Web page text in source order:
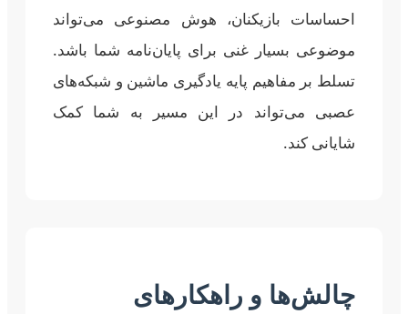
احساسات بازیکنان، هوش مصنوعی می‌تواند
موضوعی بسیار غنی برای پایان‌نامه شما باشد.
تسلط بر مفاهیم پایه یادگیری ماشین و شبکه‌های
عصبی می‌تواند در این مسیر به شما کمک
شایانی کند.
چالش‌ها و راهکارهای